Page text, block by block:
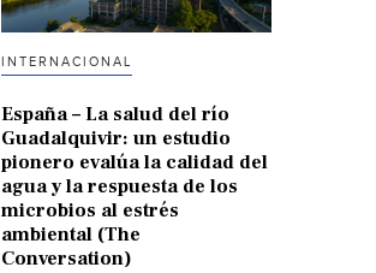
INTERNACIONAL
España – La salud del río
Guadalquivir: un estudio
pionero evalúa la calidad del
agua y la respuesta de los
microbios al estrés
ambiental (The
Conversation)